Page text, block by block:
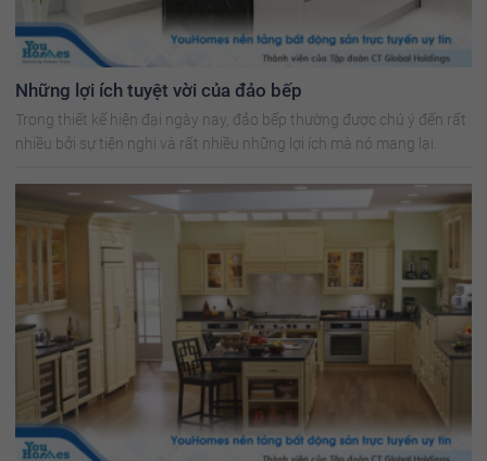
Những lợi ích tuyệt vời của đảo bếp
Trong thiết kế hiện đại ngày nay, đảo bếp thường được chú ý đến rất
nhiều bởi sự tiện nghi và rất nhiều những lợi ích mà nó mang lại.